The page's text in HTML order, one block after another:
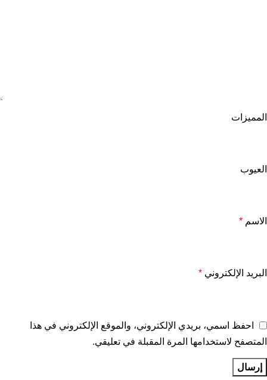
المميزات
العيوب
الاسم *
البريد الإلكتروني *
احفظ اسمي، بريدي الإلكتروني، والموقع الإلكتروني في هذا
المتصفح لاستخدامها المرة المقبلة في تعليقي.